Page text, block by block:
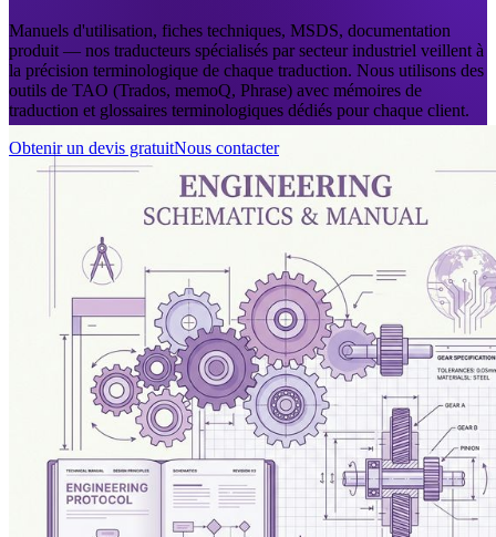
Manuels d'utilisation, fiches techniques, MSDS, documentation
produit — nos traducteurs spécialisés par secteur industriel veillent à
la précision terminologique de chaque traduction. Nous utilisons des
outils de TAO (Trados, memoQ, Phrase) avec mémoires de
traduction et glossaires terminologiques dédiés pour chaque client.
Obtenir un devis gratuitNous contacter